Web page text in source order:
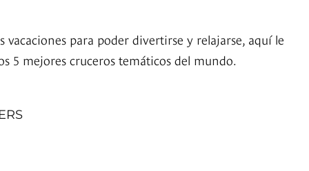
vacaciones para poder divertirse y relajarse, aquí le
5 mejores cruceros temáticos del mundo.